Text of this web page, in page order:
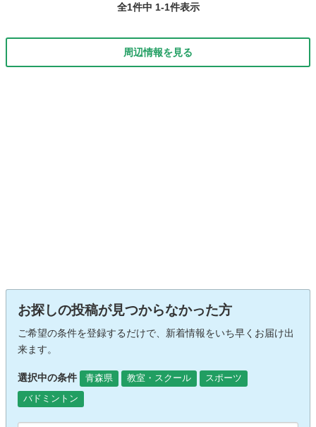
全1件中 1-1件表示
周辺情報を見る
お探しの投稿が見つからなかった方
ご希望の条件を登録するだけで、新着情報をいち早くお届け出
来ます。
選択中の条件 青森県 教室・スクール
スポーツ
バドミントン